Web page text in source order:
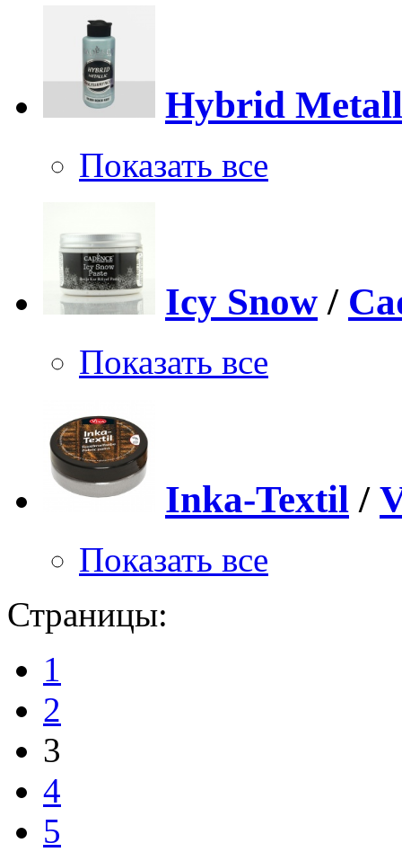
Hybrid
Показать все
Icy Snow /
Показать все
Inka-Textil /
Показать все
Страницы:
1
2
3
4
5